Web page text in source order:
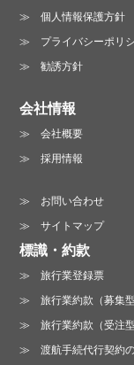
個人情報保護方針
プライバシーポリ
勧誘方針
会社情報
会社概要
採用情報
お問い合わせ
サイトマップ
標識・約款
旅行業登録票
旅行業約款（募集
旅行業約款（受注
渡航手続代行契約